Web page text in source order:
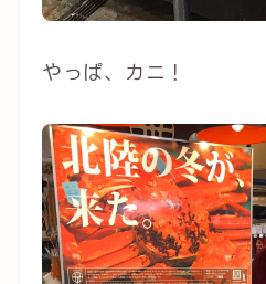
やっぱ、カニ！